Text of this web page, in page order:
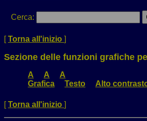
Cerca:
[Torna all'inizio ]
Sezione delle funzioni grafiche
A A
A
Grafica
Testo Alto
[Torna all'inizio ]